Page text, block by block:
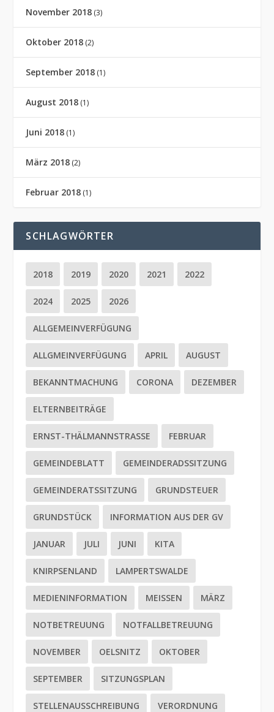
November 2018 (3)
Oktober 2018 (2)
September 2018 (1)
August 2018 (1)
Juni 2018 (1)
März 2018 (2)
Februar 2018 (1)
SCHLAGWÖRTER
2018 2019 2020 2021 2022
2024 2025 2026
ALLGEMEINVERFÜGUNG
ALLGMEINVERFÜGUNG APRIL AUGUST
BEKANNTMACHUNG CORONA DEZEMBER
ELTERNBEITRÄGE
ERNST-THÄLMANNSTRASSE FEBRUAR
GEMEINDEBLATT GEMEINDERADSSITZUNG
GEMEINDERATSSITZUNG GRUNDSTEUER
GRUNDSTÜCK INFORMATION AUS DER GV
JANUAR JULI JUNI KITA
KNIRPSENLAND LAMPERTSWALDE
MEDIENINFORMATION MEISSEN MÄRZ
NOTBETREUUNG NOTFALLBETREUUNG
NOVEMBER OELSNITZ OKTOBER
SEPTEMBER SITZUNGSPLAN
STELLENAUSSCHREIBUNG VERORDNUNG